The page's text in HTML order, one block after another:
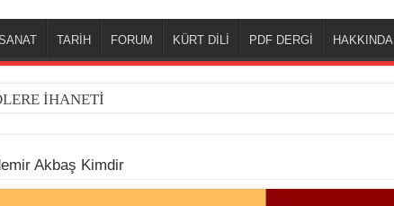
TARİH FORUM KÜRT DİLİ PDF DERGİ HAKKINDA
İHANETİ
Akbaş Kimdir